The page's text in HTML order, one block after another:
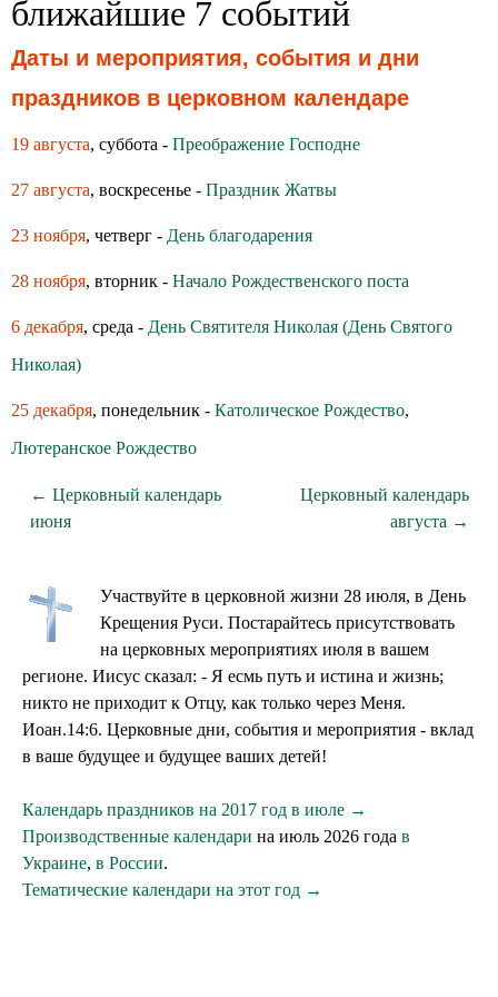
ближайшие 7 событий
Даты и мероприятия, события и дни
праздников в церковном календаре
19 августа, суббота - Преображение Господне
27 августа, воскресенье - Праздник Жатвы
23 ноября, четверг - День благодарения
28 ноября, вторник - Начало Рождественского поста
6 декабря, среда - День Святителя Николая (День Святого
Николая)
25 декабря, понедельник - Католическое Рождество,
Лютеранское Рождество
← Церковный календарь
июня
Церковный календарь
августа →
Участвуйте в церковной жизни 28 июля, в День
Крещения Руси. Постарайтесь присутствовать
на церковных мероприятиях июля в вашем
регионе. Иисус сказал: - Я есмь путь и истина и жизнь;
никто не приходит к Отцу, как только через Меня.
Иоан.14:6. Церковные дни, события и мероприятия - вклад
в ваше будущее и будущее ваших детей!
Календарь праздников на 2017 год в июле →
Производственные календари на июль 2026 года в
Украине, в России.
Тематические календари на этот год →